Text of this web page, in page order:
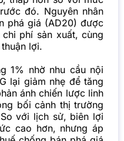
đó. Nguyên nhân
phá giá (AD20) được
phí sản xuất, cùng
lợi.
1% nhờ nhu cầu nội
lại giảm nhẹ để tăng
ánh chiến lược linh
bối cảnh thị trường
với lịch sử, biên lợi
cao hơn, nhưng áp